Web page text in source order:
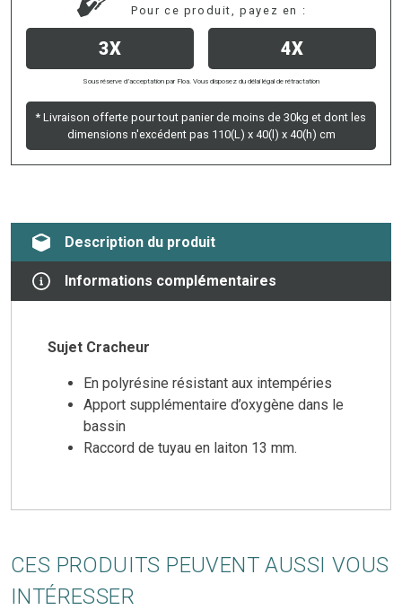
Pour ce produit, payez en :
3X 4X
Sous réserve d’acceptation par Floa. Vous disposez du délai légal de rétractation
* Livraison offerte pour tout panier de moins de 30kg et dont les
dimensions n'excédent pas 110(L) x 40(l) x 40(h) cm
Description du produit
Informations complémentaires
Sujet Cracheur
En polyrésine résistant aux intempéries
Apport supplémentaire d’oxygène dans le
bassin
Raccord de tuyau en laiton 13 mm.
CES PRODUITS PEUVENT AUSSI VOUS
INTÉRESSER